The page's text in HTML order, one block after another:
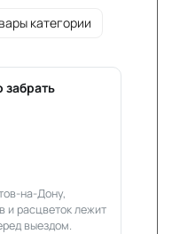
категории
на-Дону,
и расцветок лежит
выездом.